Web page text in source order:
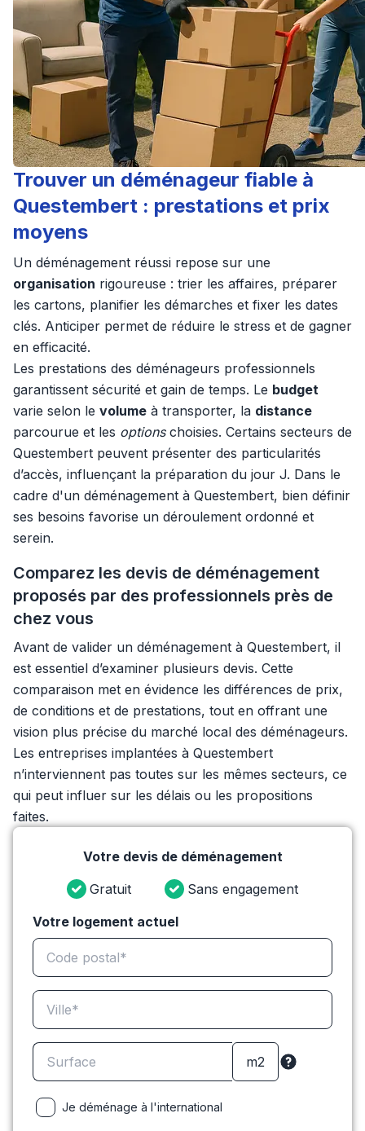
Trouver un déménageur fiable à
Questembert : prestations et prix
moyens
Un déménagement réussi repose sur une
organisation rigoureuse : trier les affaires, préparer
les cartons, planifier les démarches et fixer les dates
clés. Anticiper permet de réduire le stress et de gagner
en efficacité.
Les prestations des déménageurs professionnels
garantissent sécurité et gain de temps. Le budget
varie selon le volume à transporter, la distance
parcourue et les optionschoisies. Certains secteurs de
Questembert peuvent présenter des particularités
d’accès, influençant la préparation du jour J. Dans le
cadre d'un déménagement à Questembert, bien définir
ses besoins favorise un déroulement ordonné et
serein.
Comparez les devis de déménagement
proposés par des professionnels près de
chez vous
Avant de valider un déménagement à Questembert, il
est essentiel d’examiner plusieurs devis. Cette
comparaison met en évidence les différences de prix,
de conditions et de prestations, tout en offrant une
vision plus précise du marché local des déménageurs.
Les entreprises implantées à Questembert
n’interviennent pas toutes sur les mêmes secteurs, ce
qui peut influer sur les délais ou les propositions
faites.
Votre devis de déménagement
Gratuit
Sans engagement
Votre logement actuel
Je déménage à l'international